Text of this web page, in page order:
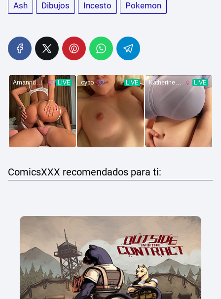
Ash Dibujos Incesto Pokemon
ComicsXXX recomendados para ti: